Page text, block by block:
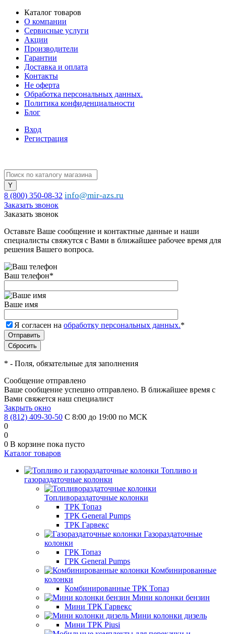
Каталог товаров
О компании
Сервисные услуги
Акции
Производители
Гарантии
Доставка и оплата
Контакты
Не оферта
Обработка персональных данных.
Политика конфиденциальности
Блог
Вход
Регистрация
8 (800) 350-08-32 info@mir-azs.ru
Заказать звонок
Заказать звонок
Оставьте Ваше сообщение и контактные данные и наши
специалисты свяжутся с Вами в ближайшее рабочее время для
решения Вашего вопроса.
Ваш телефон*
Ваше имя
Я согласен на обработку персональных данных.*
* - Поля, обязательные для заполнения
Сообщение отправлено
Ваше сообщение успешно отправлено. В ближайшее время с
Вами свяжется наш специалист
Закрыть окно
8 (812) 409-30-50 С 8:00 до 19:00 по МСК
0
0
0 В корзине пока пусто
Каталог товаров
Топливо и
газораздаточные колонки
Топливораздаточные колонки
ТРК Топаз
ТРК General Pumps
ТРК Гарвекс
Газораздаточные
колонки
ГРК Топаз
ГРК General Pumps
Комбинированные
колонки
Комбинированные ТРК Топаз
Мини колонки бензин
Мини ТРК Гарвекс
Мини колонки дизель
Мини ТРК Piusi